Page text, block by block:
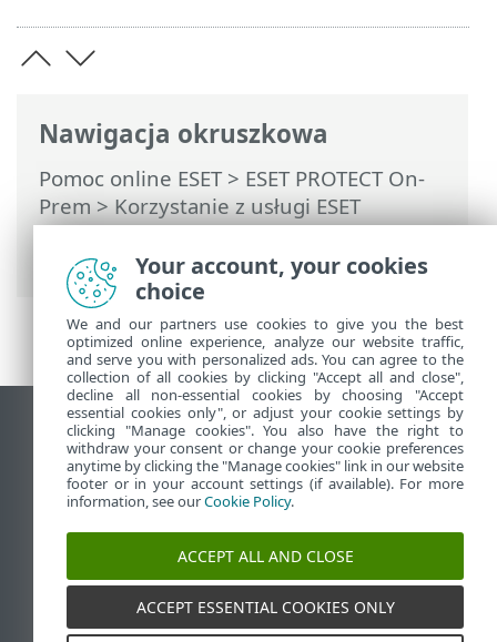
Nawigacja okruszkowa
Pomoc online ESET> ESET PROTECT On-
Prem>Korzystanie z usługi ESET
PROTECT On-Prem> ESET PROTECT On-
Prem dla dostawców usług zarządzanych
Wyświetl witrynę internetową dla
komputerów
End of Life
Baza wiedzy ESET
Forum ESET
ESET Status Portal
Pomoc regionalna
Your account, your cookies
choice
We and our partners use cookies to give you the best
optimized online experience, analyze our website traffic,
and serve you with personalized ads. You can agree to the
collection of all cookies by clicking "Accept all and close",
decline all non-essential cookies by choosing "Accept
essential cookies only", or adjust your cookie settings by
clicking "Manage cookies". You also have the right to
withdraw your consent or change your cookie preferences
anytime by clicking the "Manage cookies" link in our website
footer or in your account settings (if available). For more
information, see ourCookie Policy.
ACCEPT ALL AND CLOSE
ACCEPT ESSENTIAL COOKIES ONLY